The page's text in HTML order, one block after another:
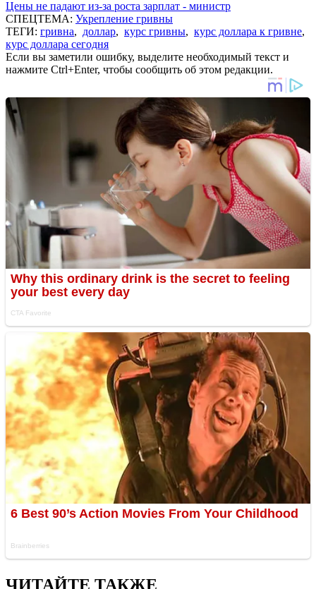
Цены не падают из-за роста зарплат - министр
СПЕЦТЕМА: Укрепление гривны
ТЕГИ: гривна, доллар, курс гривны, курс доллара к гривне,
курс доллара сегодня
Если вы заметили ошибку, выделите необходимый текст и
нажмите Ctrl+Enter, чтобы сообщить об этом редакции.
ЧИТАЙТЕ ТАКЖЕ